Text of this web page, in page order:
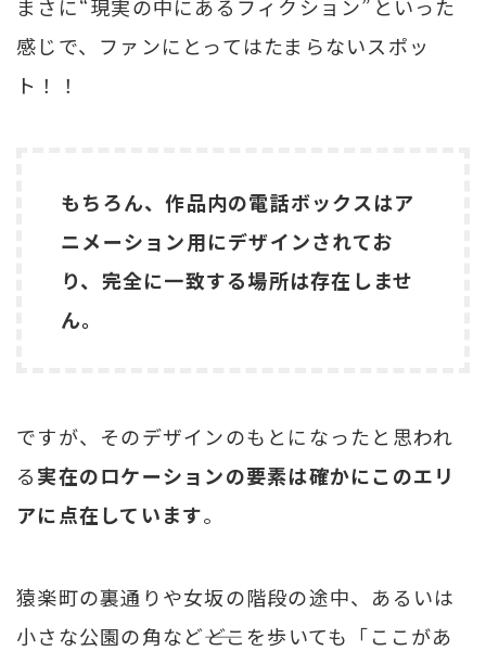
まさに“現実の中にあるフィクション”といった
感じで、ファンにとってはたまらないスポッ
ト！！
もちろん、作品内の電話ボックスはア
ニメーション用にデザインされてお
り、完全に一致する場所は存在しませ
ん。
ですが、そのデザインのもとになったと思われ
る実在のロケーションの要素は確かにこのエリ
アに点在しています。
猿楽町の裏通りや女坂の階段の途中、あるいは
小さな公園の角など――どこを歩いても「ここがあ